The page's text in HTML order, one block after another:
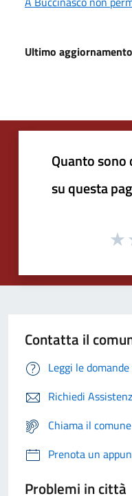
Ultimo aggiornamento
Quanto
su questa
Contatta il
Leggi le
Richiedi
Chiama il
Prenota un
Problemi in città